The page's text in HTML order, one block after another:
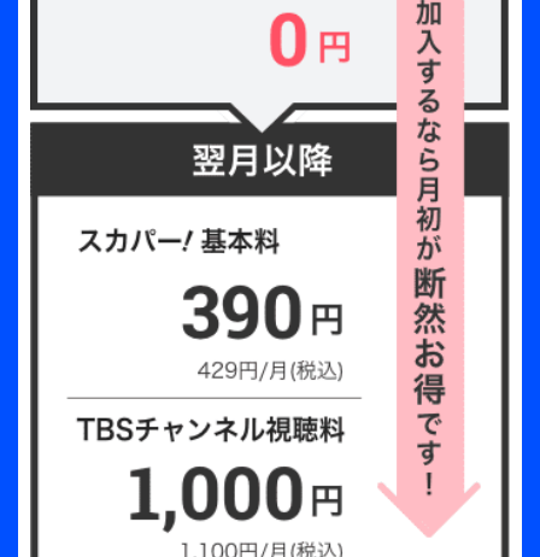
【収録：2024年7月20日 森のホール21 大ホール